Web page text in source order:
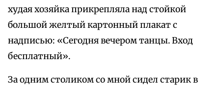
худая хозяйка прикрепляла над стойкой
большой желтый картонный плакат с
надписью: «Сегодня вечером танцы. Вход
бесплатный».
За одним столиком со мной сидел старик в